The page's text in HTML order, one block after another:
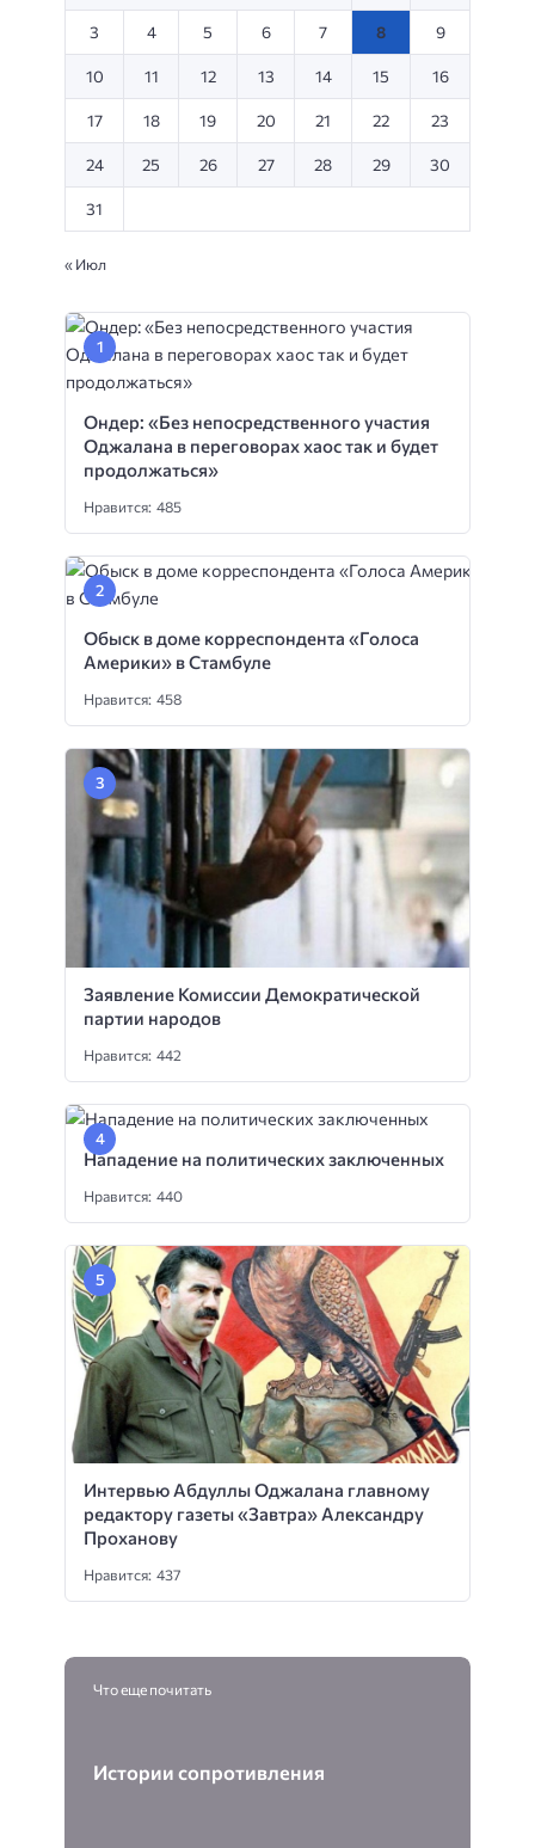
3 4 5 6 7 8 9
10 11 12 13 14 15 16
17 18 19 20 21 22 23
24 25 26 27 28 29 30
31
« Июл
Ондер: «Без непосредственного участия
Оджалана в переговорах хаос так и будет
продолжаться»
Нравится: 485
Обыск в доме корреспондента «Голоса
Америки» в Стамбуле
Нравится: 458
Заявление Комиссии Демократической
партии народов
Нравится: 442
Нападение на политических заключенных
Нравится: 440
Интервью Абдуллы Оджалана главному
редактору газеты «Завтра» Александру
Проханову
Нравится: 437
Что еще почитать
Истории сопротивления